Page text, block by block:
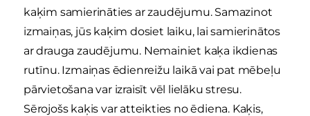
kaķim samierināties ar zaudējumu. Samazinot
izmaiņas, jūs kaķim dosiet laiku, lai samierinātos
ar drauga zaudējumu. Nemainiet kaķa ikdienas
rutīnu. Izmaiņas ēdienreižu laikā vai pat mēbeļu
pārvietošana var izraisīt vēl lielāku stresu.
Sērojošs kaķis var atteikties no ēdiena. Kaķis,